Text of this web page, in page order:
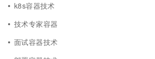
k8s容器技术
技术专家容器
面试容器技术